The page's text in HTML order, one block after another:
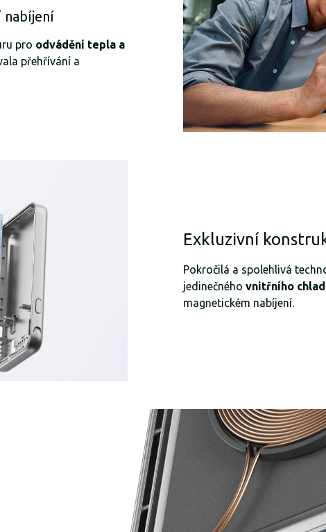
nabíjení
pro odvádění tepla a
přehřívání a
Exkluzivní
Pokročilá a spolehlivá
jedinečného vnitřního
magnetickém nabíjení.